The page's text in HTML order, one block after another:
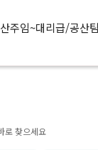
주임~대리급/공산
로 찾으세요